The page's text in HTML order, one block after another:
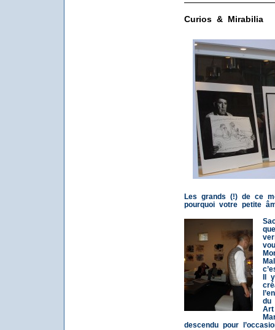
Curios & Mirabilia
Les grands (!) de ce
pourquoi votre petite
Il
du
Art
descendu pour